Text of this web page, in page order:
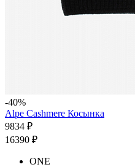
-40%
Alpe Cashmere Косынка
9834 ₽
16390 ₽
ONE